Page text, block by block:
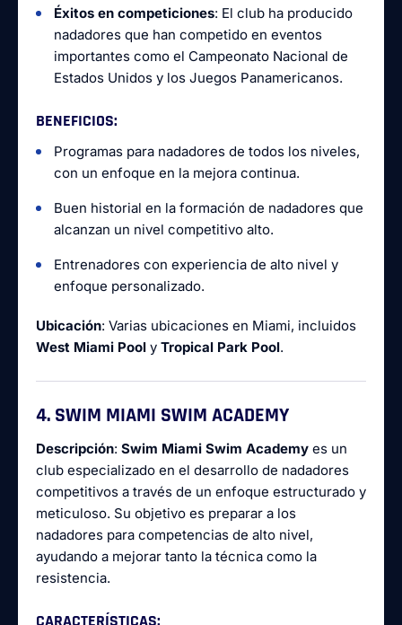
Éxitos en competiciones: El club ha producido
nadadores que han competido en eventos
importantes como el Campeonato Nacional de
Estados Unidos y los Juegos Panamericanos.
BENEFICIOS:
Programas para nadadores de todos los niveles,
con un enfoque en la mejora continua.
Buen historial en la formación de nadadores que
alcanzan un nivel competitivo alto.
Entrenadores con experiencia de alto nivel y
enfoque personalizado.
Ubicación: Varias ubicaciones en Miami, incluidos
West Miami Pool y Tropical Park Pool.
4. SWIM MIAMI SWIM ACADEMY
Descripción: Swim Miami Swim Academy es un
club especializado en el desarrollo de nadadores
competitivos a través de un enfoque estructurado y
meticuloso. Su objetivo es preparar a los
nadadores para competencias de alto nivel,
ayudando a mejorar tanto la técnica como la
resistencia.